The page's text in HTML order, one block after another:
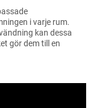
i varje rum.
kan dessa
gör dem till en